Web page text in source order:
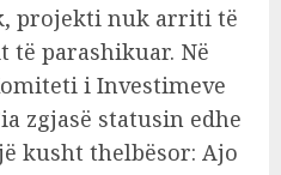
projekti nuk arriti të
të parashikuar. Në
i Investimeve
zgjasë statusin edhe
kusht thelbësor: Ajo